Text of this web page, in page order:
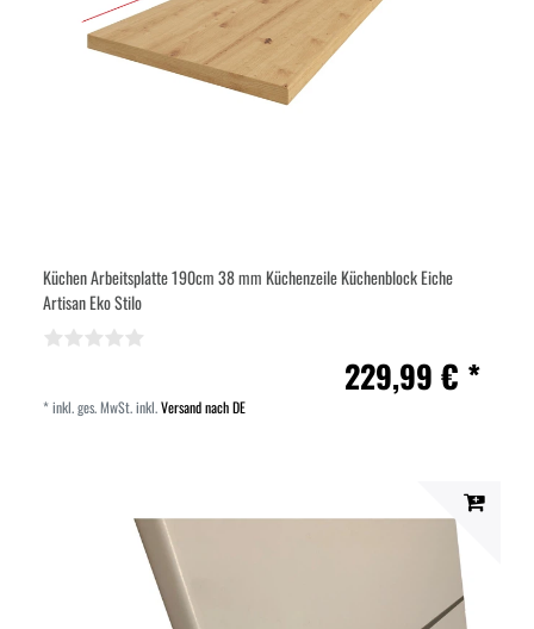
Küchen Arbeitsplatte 190cm 38 mm Küchenzeile Küchenblock Eiche
Artisan Eko Stilo
229,99 € *
*inkl. ges. MwSt.inkl.Versand nach DE